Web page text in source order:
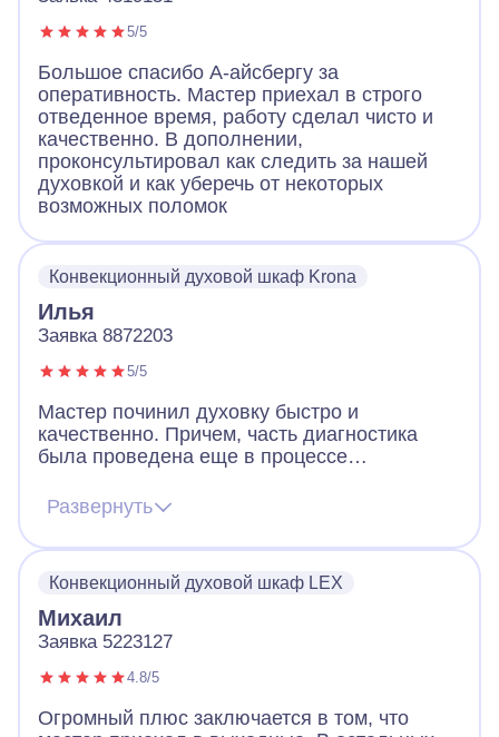
5/5
Большое спасибо А-айсбергу за
оперативность. Мастер приехал в строго
отведенное время, работу сделал чисто и
качественно. В дополнении,
проконсультировал как следить за нашей
духовкой и как уберечь от некоторых
возможных поломок
Конвекционный духовой шкаф Krona
Илья
Заявка 8872203
5/5
Мастер починил духовку быстро и
качественно. Причем, часть диагностика
была проведена еще в процессе
задавал вопросы, сразу чувствуется
большой опыт. Благодаря этого мастер
привез сразу нужные запчасти и замена и
приезд. Не нужно было ждать, чтобы он еще
купил запчасти и возвращался к нам.
Благодарим Айсберг
Развернуть
Конвекционный духовой шкаф LEX
Михаил
Заявка 5223127
4.8/5
Огромный плюс заключается в том, что